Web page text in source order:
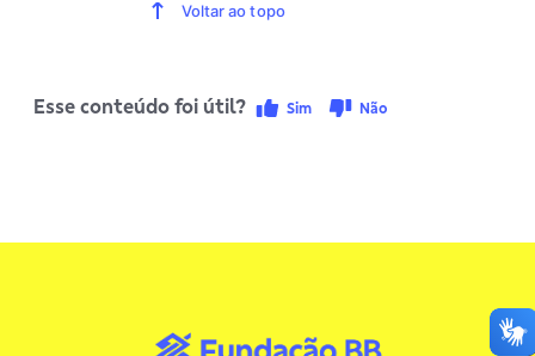
Voltar ao topo
Esse conteúdo foi útil? Sim Não